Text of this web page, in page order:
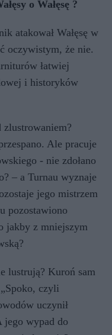
o Wałęsę ?
atakował Wałęsę w
oczywistym, że nie.
łatwiej
i historyków
zlustrowaniem?
Ale pracuje
- nie zdołano
– a Turnau wyznaje
jego mistrzem
pozostawiono
jakby z mniejszym
lustrują? Kuroń sam
czyli
uczynił
jego wypad do